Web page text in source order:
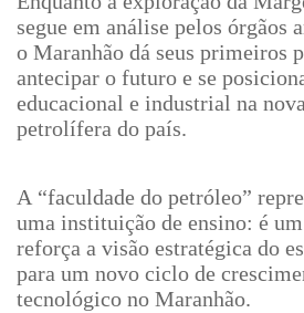
segue em análise pelos órgãos
o Maranhão dá seus primeiros
antecipar o futuro e se
educacional e industrial na
petrolífera do país.
A “faculdade do petróleo”
uma instituição de ensino: é
reforça a visão estratégica do
para um novo ciclo de
tecnológico no Maranhão.